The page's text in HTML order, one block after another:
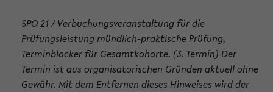
SPO 21 / Verbuchungsveranstaltung für die
Prüfungsleistung mündlich-praktische Prüfung,
Terminblocker für Gesamtkohorte. (3. Termin) Der
Termin ist aus organisatorischen Gründen aktuell ohne
Gewähr. Mit dem Entfernen dieses Hinweises wird der